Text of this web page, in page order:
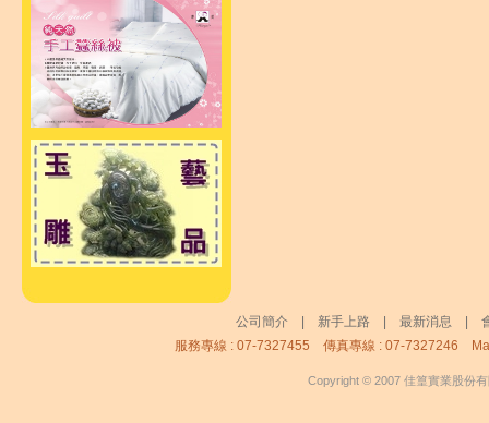
公司簡介| 新手上路| 最新消息
服務專線 : 07-7327455 傳真專線 : 07-7327246
Copyright © 2007 佳篁實業股份